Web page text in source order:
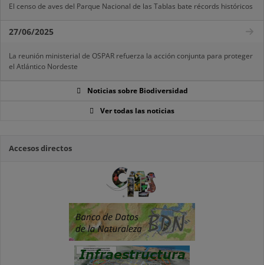
El censo de aves del Parque Nacional de las Tablas bate récords históricos
27/06/2025
La reunión ministerial de OSPAR refuerza la acción conjunta para proteger
el Atlántico Nordeste
Noticias sobre Biodiversidad
Ver todas las noticias
Accesos directos